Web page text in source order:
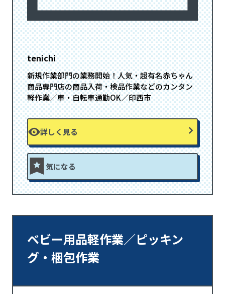
tenichi
新規作業部門の業務開始！人気・超有名赤ちゃん
商品専門店の商品入荷・検品作業などのカンタン
軽作業／車・自転車通勤OK／印西市
詳しく見る
気になる
ベビー用品軽作業／ピッキン
グ・梱包作業